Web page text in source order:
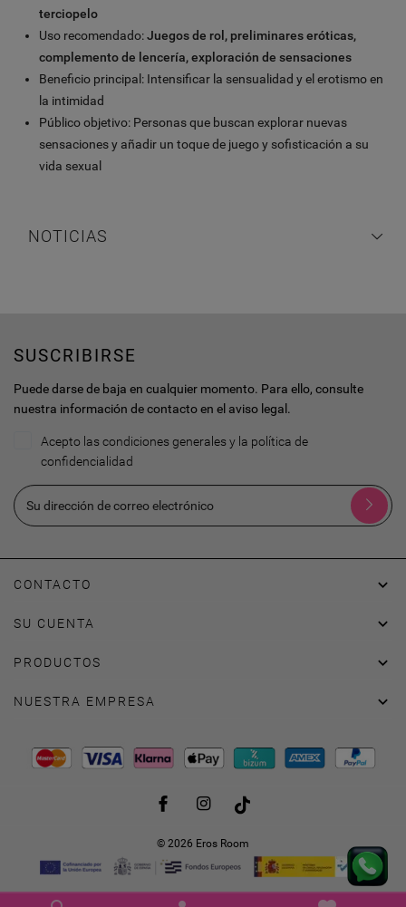
NOTICIAS
terciopelo
Uso recomendado:Juegos de rol, preliminares eróticas,
complemento de lencería, exploración de sensaciones
Beneficio principal: Intensificar la sensualidad y el erotismo en
la intimidad
Público objetivo: Personas que buscan explorar nuevas
sensaciones y añadir un toque de juego y sofisticación a su
vida sexual
SUSCRIBIRSE
Puede darse de baja en cualquier momento. Para ello, consulte
nuestra información de contacto en el aviso legal.
Acepto las condiciones generales y la política de
confidencialidad
CONTACTO 
SU CUENTA 
PRODUCTOS 
NUESTRA EMPRESA 
FacebookInstagram
TikTok
© 2026 Eros Room